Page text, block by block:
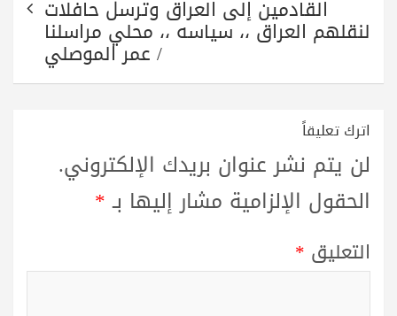
القادمين إلى العراق وترسل حافلات
لنقلهم العراق ،، سياسه ،، محلي مراسلنا
/ عمر الموصلي
اترك تعليقاً
لن يتم نشر عنوان بريدك الإلكتروني.
الحقول الإلزامية مشار إليها بـ*
التعليق *